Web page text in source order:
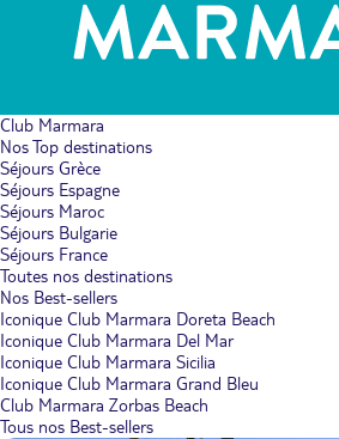
Club Marmara
Nos Top destinations
Séjours Grèce
Séjours Espagne
Séjours Maroc
Séjours Bulgarie
Séjours France
Toutes nos destinations
Nos Best-sellers
Iconique Club Marmara Doreta Beach
Iconique Club Marmara Del Mar
Iconique Club Marmara Sicilia
Iconique Club Marmara Grand Bleu
Club Marmara Zorbas Beach
Tous nos Best-sellers